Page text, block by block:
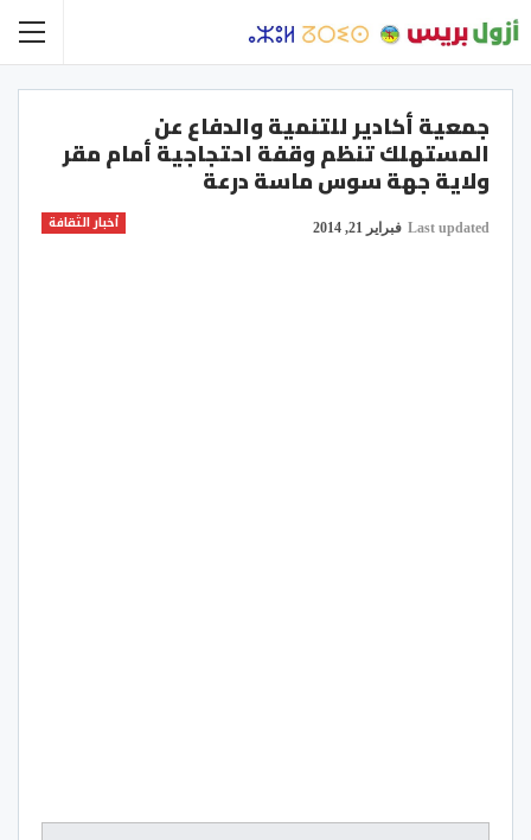
جمعية أكادير للتنمية والدفاع عن
المستهلك تنظم وقفة احتجاجية أمام مقر
ولاية جهة سوس ماسة درعة
أخبار الثقافة Last updated فبراير 21, 2014